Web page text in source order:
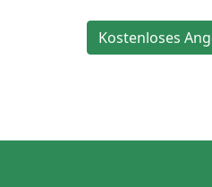
Kostenloses